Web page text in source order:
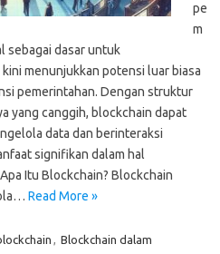
pe
m
sebagai dasar untuk
menunjukkan potensi luar biasa
pemerintahan. Dengan struktur
yang canggih, blockchain dapat
data dan berinteraksi
signifikan dalam hal
Itu Blockchain? Blockchain
Read More »
, Blockchain dalam